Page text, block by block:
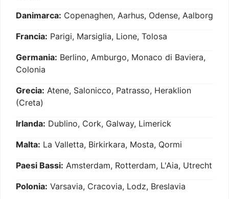
Danimarca: Copenaghen, Aarhus, Odense, Aalborg
Francia: Parigi, Marsiglia, Lione, Tolosa
Germania: Berlino, Amburgo, Monaco di Baviera,
Colonia
Grecia: Atene, Salonicco, Patrasso, Heraklion
(Creta)
Irlanda: Dublino, Cork, Galway, Limerick
Malta: La Valletta, Birkirkara, Mosta, Qormi
Paesi Bassi: Amsterdam, Rotterdam, L'Aia, Utrecht
Polonia: Varsavia, Cracovia, Lodz, Breslavia